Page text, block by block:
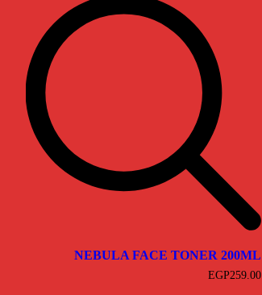
NEBULA FACE TONER 200ML
EGP259.00